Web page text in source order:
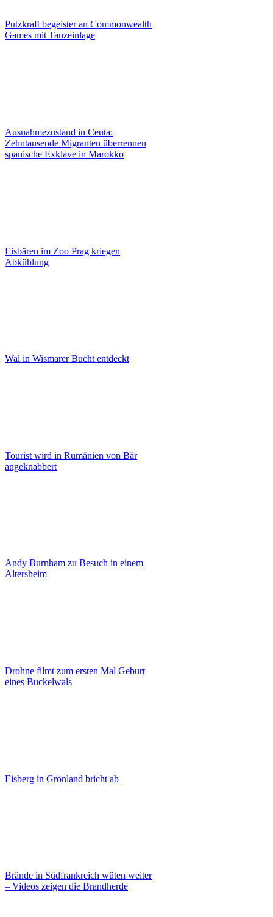
Putzkraft begeister an Commonwealth
Games mit Tanzeinlage
Ausnahmezustand in Ceuta:
Zehntausende Migranten überrennen
spanische Exklave in Marokko
Eisbären im Zoo Prag kriegen
Abkühlung
Wal in Wismarer Bucht entdeckt
Tourist wird in Rumänien von Bär
angeknabbert
Andy Burnham zu Besuch in einem
Altersheim
Drohne filmt zum ersten Mal Geburt
eines Buckelwals
Eisberg in Grönland bricht ab
Brände in Südfrankreich wüten weiter
– Videos zeigen die Brandherde